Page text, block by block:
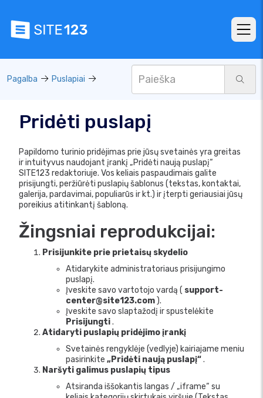
Pagalba Puslapiai
Pridėti puslapį
Papildomo turinio pridėjimas prie jūsų svetainės yra greitas
ir intuityvus naudojant įrankį „Pridėti naują puslapį“
SITE123 redaktoriuje. Vos keliais paspaudimais galite
prisijungti, peržiūrėti puslapių šablonus (tekstas, kontaktai,
galerija, pardavimai, populiarūs ir kt.) ir įterpti geriausiai jūsų
poreikius atitinkantį šabloną.
Žingsniai reprodukcijai:
Prisijunkite prie prietaisų skydelio
Atidarykite administratoriaus prisijungimo
puslapį.
Įveskite savo vartotojo vardą ( support-
center@site123.com).
Įveskite savo slaptažodį ir spustelėkite
Prisijungti.
Atidaryti puslapių pridėjimo įrankį
Svetainės rengyklėje (vedlyje) kairiajame meniu
pasirinkite „Pridėti naują puslapį“.
Naršyti galimus puslapių tipus
Atsiranda iššokantis langas / „iframe“ su